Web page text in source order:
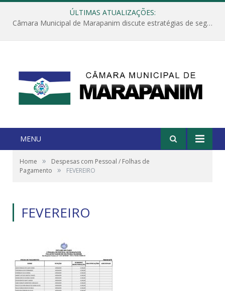
ÚLTIMAS ATUALIZAÇÕES:
Câmara Municipal de Marapanim discute estratégias de segurança com autoridades e poder executivo
MENU
Home »
Despesas com Pessoal / Folhas de
Pagamento
» FEVEREIRO
FEVEREIRO